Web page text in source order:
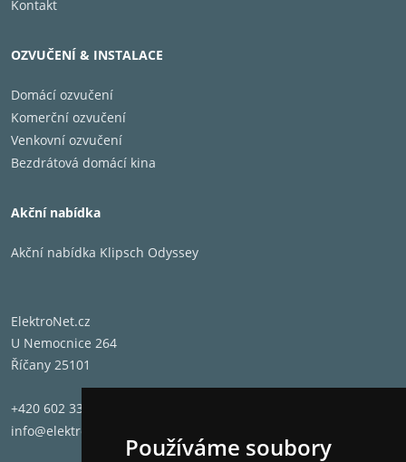
Používáme soubory
Kontakt
OZVUČENÍ & INSTALACE
Domácí ozvučení
Komerční ozvučení
Venkovní ozvučení
Bezdrátová domácí kina
Akční nabídka
Akční nabídka Klipsch Odyssey
ElektroNet.cz
U Nemocnice 264
Říčany 25101
+420 602 331 662
info@elektronet.cz